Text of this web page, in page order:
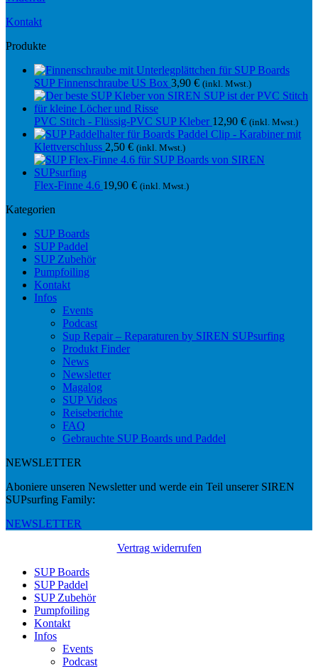
Kontakt
Produkte
SUP Finnenschraube US Box 3,90 € (inkl. Mwst.)
PVC Stitch - Flüssig-PVC SUP Kleber 12,90 € (inkl. Mwst.)
Paddel Clip - Karabiner mit
Klettverschluss 2,50 € (inkl. Mwst.)
Flex-Finne 4.6 19,90 € (inkl. Mwst.)
Kategorien
SUP Boards
SUP Paddel
SUP Zubehör
Pumpfoiling
Kontakt
Infos
Events
Podcast
Sup Repair – Reparaturen by SIREN SUPsurfing
Produkt Finder
News
Newsletter
Magalog
SUP Videos
Reiseberichte
FAQ
Gebrauchte SUP Boards und Paddel
NEWSLETTER
Aboniere unseren Newsletter und werde ein Teil unserer SIREN
SUPsurfing Family:
NEWSLETTER
Vertrag widerrufen
SUP Boards
SUP Paddel
SUP Zubehör
Pumpfoiling
Kontakt
Infos
Events
Podcast